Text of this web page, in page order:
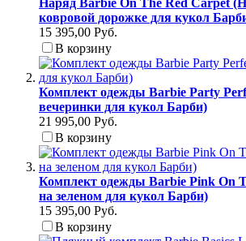
Наряд Barbie On The Red Carpet
ковровой дорожке для кукол
15 395,00 Руб.
В корзину
Комплект одежды Barbie Party
вечеринки для кукол Барби)
21 995,00 Руб.
В корзину
Комплект одежды Barbie Pink On
на зеленом для кукол Барби)
15 395,00 Руб.
В корзину